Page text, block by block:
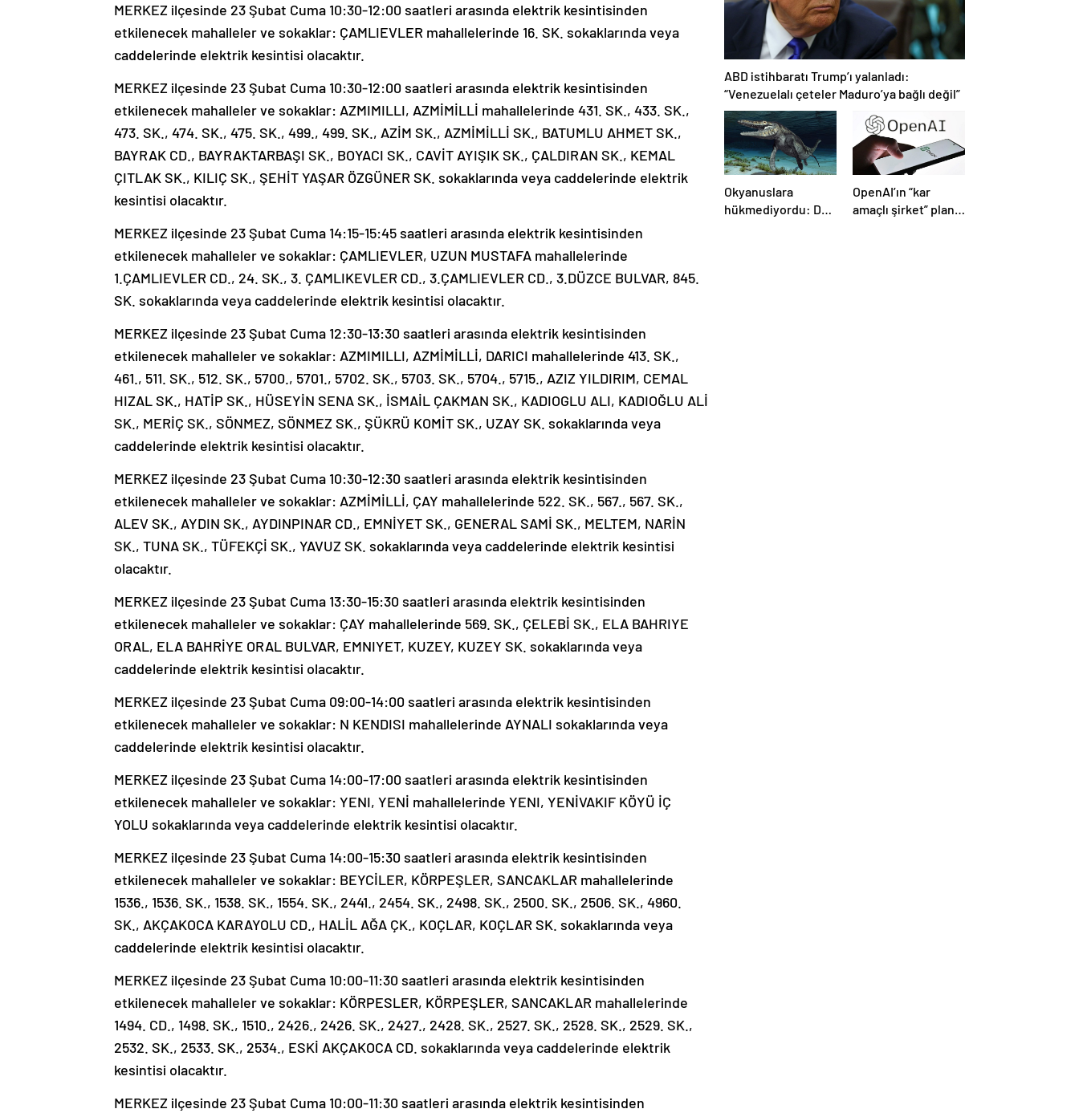
MERKEZ ilçesinde 23 Şubat Cuma 10:30-12:00 saatleri arasında elektrik kesintisinden
etkilenecek mahalleler ve sokaklar: ÇAMLIEVLER mahallelerinde 16. SK. sokaklarında veya
caddelerinde elektrik kesintisi olacaktır.
MERKEZ ilçesinde 23 Şubat Cuma 10:30-12:00 saatleri arasında elektrik kesintisinden
etkilenecek mahalleler ve sokaklar: AZMIMILLI, AZMİMİLLİ mahallelerinde 431. SK., 433. SK.,
473. SK., 474. SK., 475. SK., 499., 499. SK., AZİM SK., AZMİMİLLİ SK., BATUMLU AHMET SK.,
BAYRAK CD., BAYRAKTARBAŞI SK., BOYACI SK., CAVİT AYIŞIK SK., ÇALDIRAN SK., KEMAL
ÇITLAK SK., KILIÇ SK., ŞEHİT YAŞAR ÖZGÜNER SK. sokaklarında veya caddelerinde elektrik
kesintisi olacaktır.
MERKEZ ilçesinde 23 Şubat Cuma 14:15-15:45 saatleri arasında elektrik kesintisinden
etkilenecek mahalleler ve sokaklar: ÇAMLIEVLER, UZUN MUSTAFA mahallelerinde
1.ÇAMLIEVLER CD., 24. SK., 3. ÇAMLIKEVLER CD., 3.ÇAMLIEVLER CD., 3.DÜZCE BULVAR, 845.
SK. sokaklarında veya caddelerinde elektrik kesintisi olacaktır.
MERKEZ ilçesinde 23 Şubat Cuma 12:30-13:30 saatleri arasında elektrik kesintisinden
etkilenecek mahalleler ve sokaklar: AZMIMILLI, AZMİMİLLİ, DARICI mahallelerinde 413. SK.,
461., 511. SK., 512. SK., 5700., 5701., 5702. SK., 5703. SK., 5704., 5715., AZIZ YILDIRIM, CEMAL
HIZAL SK., HATİP SK., HÜSEYİN SENA SK., İSMAİL ÇAKMAN SK., KADIOGLU ALI, KADIOĞLU ALİ
SK., MERİÇ SK., SÖNMEZ, SÖNMEZ SK., ŞÜKRÜ KOMİT SK., UZAY SK. sokaklarında veya
caddelerinde elektrik kesintisi olacaktır.
MERKEZ ilçesinde 23 Şubat Cuma 10:30-12:30 saatleri arasında elektrik kesintisinden
etkilenecek mahalleler ve sokaklar: AZMİMİLLİ, ÇAY mahallelerinde 522. SK., 567., 567. SK.,
ALEV SK., AYDIN SK., AYDINPINAR CD., EMNİYET SK., GENERAL SAMİ SK., MELTEM, NARİN
SK., TUNA SK., TÜFEKÇİ SK., YAVUZ SK. sokaklarında veya caddelerinde elektrik kesintisi
olacaktır.
MERKEZ ilçesinde 23 Şubat Cuma 13:30-15:30 saatleri arasında elektrik kesintisinden
etkilenecek mahalleler ve sokaklar: ÇAY mahallelerinde 569. SK., ÇELEBİ SK., ELA BAHRIYE
ORAL, ELA BAHRİYE ORAL BULVAR, EMNIYET, KUZEY, KUZEY SK. sokaklarında veya
caddelerinde elektrik kesintisi olacaktır.
MERKEZ ilçesinde 23 Şubat Cuma 09:00-14:00 saatleri arasında elektrik kesintisinden
etkilenecek mahalleler ve sokaklar: N KENDISI mahallelerinde AYNALI sokaklarında veya
caddelerinde elektrik kesintisi olacaktır.
MERKEZ ilçesinde 23 Şubat Cuma 14:00-17:00 saatleri arasında elektrik kesintisinden
etkilenecek mahalleler ve sokaklar: YENI, YENİ mahallelerinde YENI, YENİVAKIF KÖYÜ İÇ
YOLU sokaklarında veya caddelerinde elektrik kesintisi olacaktır.
MERKEZ ilçesinde 23 Şubat Cuma 14:00-15:30 saatleri arasında elektrik kesintisinden
etkilenecek mahalleler ve sokaklar: BEYCİLER, KÖRPEŞLER, SANCAKLAR mahallelerinde
1536., 1536. SK., 1538. SK., 1554. SK., 2441., 2454. SK., 2498. SK., 2500. SK., 2506. SK., 4960.
SK., AKÇAKOCA KARAYOLU CD., HALİL AĞA ÇK., KOÇLAR, KOÇLAR SK. sokaklarında veya
caddelerinde elektrik kesintisi olacaktır.
MERKEZ ilçesinde 23 Şubat Cuma 10:00-11:30 saatleri arasında elektrik kesintisinden
etkilenecek mahalleler ve sokaklar: KÖRPESLER, KÖRPEŞLER, SANCAKLAR mahallelerinde
1494. CD., 1498. SK., 1510., 2426., 2426. SK., 2427., 2428. SK., 2527. SK., 2528. SK., 2529. SK.,
2532. SK., 2533. SK., 2534., ESKİ AKÇAKOCA CD. sokaklarında veya caddelerinde elektrik
kesintisi olacaktır.
MERKEZ ilçesinde 23 Şubat Cuma 10:00-11:30 saatleri arasında elektrik kesintisinden
ABD istihbaratı Trump’ı yalanladı:
“Venezuelalı çeteler Maduro’ya bağlı değil”
Okyanuslara
hükmediyordu: Dev
OpenAI’ın “kar
amaçlı şirket” planı